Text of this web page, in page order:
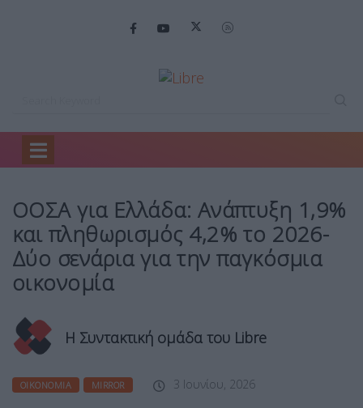
Home
ΟΟΣΑ για Ελλάδα: Ανάπτυξη 1,9%
και πληθωρισμός 4,2% το 2026-
Δύο σενάρια για την παγκόσμια
οικονομία
Η Συντακτική ομάδα του Libre
ΟΙΚΟΝΟΜΊΑ MIRROR 3 Ιουνίου, 2026